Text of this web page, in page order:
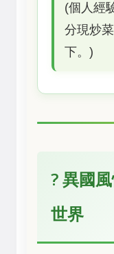
(個人經
分現炒
下。)
? 異國
世界